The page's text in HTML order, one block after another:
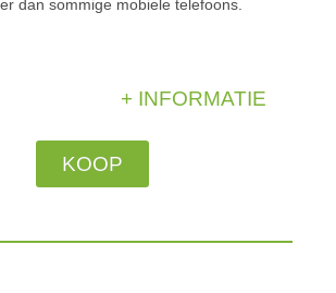
dan sommige mobiele telefoons.
+ INFORMATIE
KOOP